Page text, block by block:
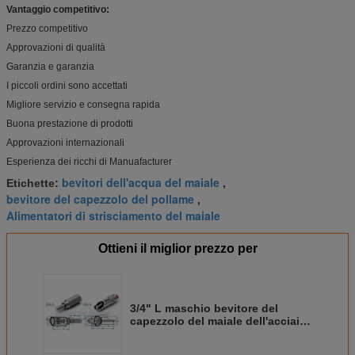
Vantaggio competitivo:
Prezzo competitivo
Approvazioni di qualità
Garanzia e garanzia
I piccoli ordini sono accettati
Migliore servizio e consegna rapida
Buona prestazione di prodotti
Approvazioni internazionali
Esperienza dei ricchi di Manuafacturer
Etichette: bevitori dell'acqua del maiale ,
bevitore del capezzolo del pollame ,
Alimentatori di strisciamento del maiale
Ottieni il miglior prezzo per
3/4" L maschio bevitore del
capezzolo del maiale dell'acciaio